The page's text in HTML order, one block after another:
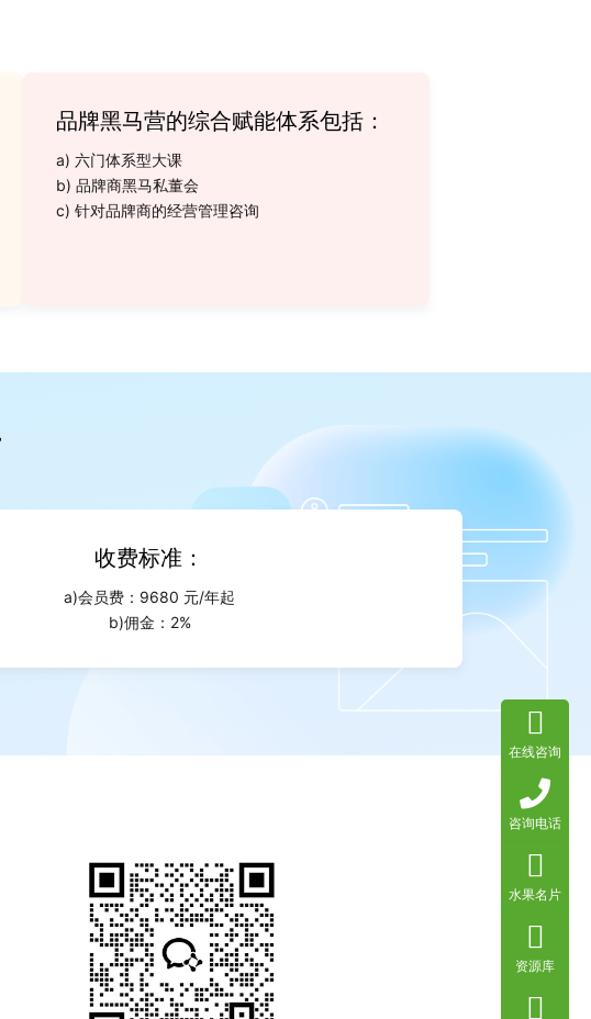
品牌黑马营的综合赋能体系包括：
a) 六门体系型大课
b) 品牌商黑马私董会
c) 针对品牌商的经营管理咨询
收费标准：
a)会员费：9680 元/年起
b)佣金：2%
在线咨询
咨询电话
水果名片
资源库